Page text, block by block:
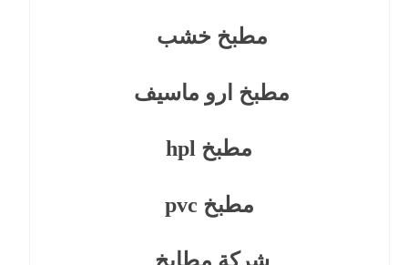
مطبخ خشب
مطبخ ارو ماسيف
مطبخ hpl
مطبخ pvc